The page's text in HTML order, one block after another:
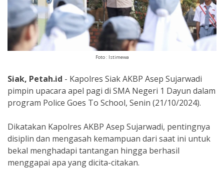
Foto : Istimewa
Siak, Petah.id - Kapolres Siak AKBP Asep Sujarwadi
pimpin upacara apel pagi di SMA Negeri 1 Dayun dalam
program Police Goes To School, Senin (21/10/2024).
Dikatakan Kapolres AKBP Asep Sujarwadi, pentingnya
disiplin dan mengasah kemampuan dari saat ini untuk
bekal menghadapi tantangan hingga berhasil
menggapai apa yang dicita-citakan.